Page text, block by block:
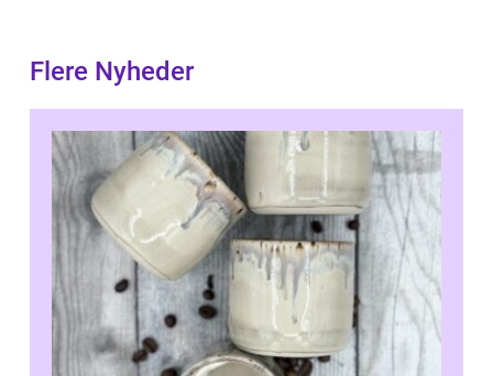
Flere Nyheder